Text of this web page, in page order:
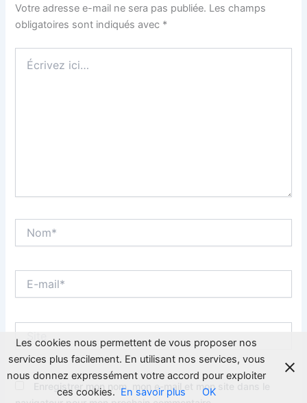
Votre adresse e-mail ne sera pas publiée. Les champs
obligatoires sont indiqués avec *
ici…
mail*
Enregistrer mon nom, mon e-mail et mon site dans le
Les cookies nous permettent de vous proposer nos
services plus facilement. En utilisant nos services, vous
nous donnez expressément votre accord pour exploiter
ces cookies. En savoir plus OK